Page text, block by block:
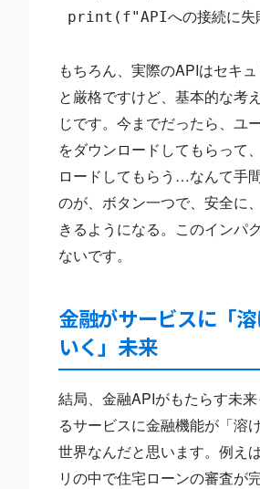
print(f"APIへの接続に
もちろん、実際のAPIはセキ
と厳格ですけど、基本的な考
じです。今までだったら、ユ
をダウンロードしてもらって
ロードしてもらう…なんて手
のが、ボタン一つで、安全に
きるようになる。このインパ
ないです。
金融がサービスに「
いく」未来
結局、金融APIがもたらす未
るサービスに金融機能が「溶
世界なんだと思います。例え
リの中で住宅ローンの審査が